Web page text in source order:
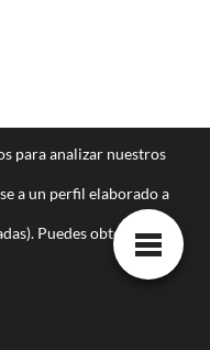
para analizar nuestros
a un perfil elaborado a
Puedes obtener más